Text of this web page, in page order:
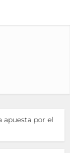
apuesta por el